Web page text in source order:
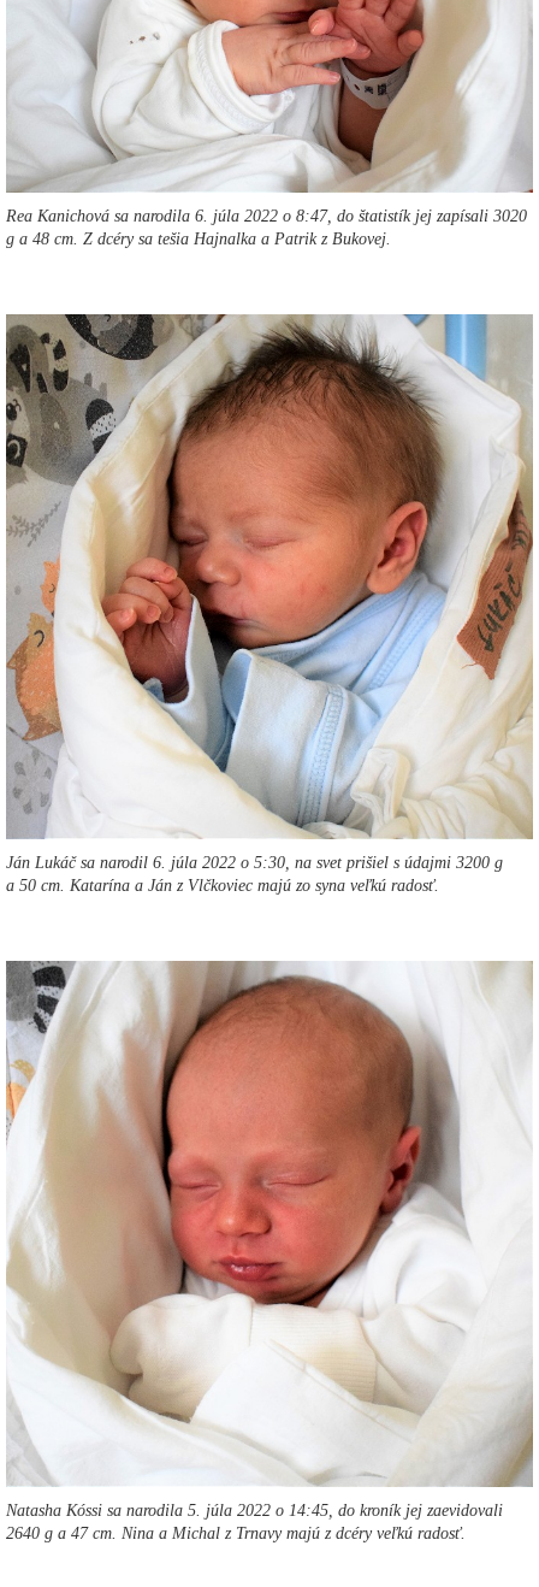
Rea Kanichová sa narodila 6. júla 2022 o 8:47, do štatistík jej zapísali 3020
g a 48 cm. Z dcéry sa tešia Hajnalka a Patrik z Bukovej.
Ján Lukáč sa narodil 6. júla 2022 o 5:30, na svet prišiel s údajmi 3200 g
a 50 cm. Katarína a Ján z Vlčkoviec majú zo syna veľkú radosť.
Natasha Kóssi sa narodila 5. júla 2022 o 14:45, do kroník jej zaevidovali
2640 g a 47 cm. Nina a Michal z Trnavy majú z dcéry veľkú radosť.